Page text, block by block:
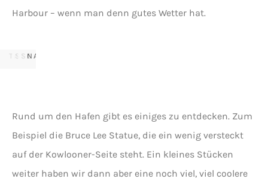
Harbour – wenn man denn gutes Wetter hat.
VICTORIA
TAG
COOLE
STATUE…
COOLER
SCHWEINESTATUE
VICTORIA
NACHT
Rund um den Hafen gibt es einiges zu entdecken. Zum
Beispiel die Bruce Lee Statue, die ein wenig versteckt
auf der Kowlooner-Seite steht. Ein kleines Stücken
weiter haben wir dann aber eine noch viel, viel coolere